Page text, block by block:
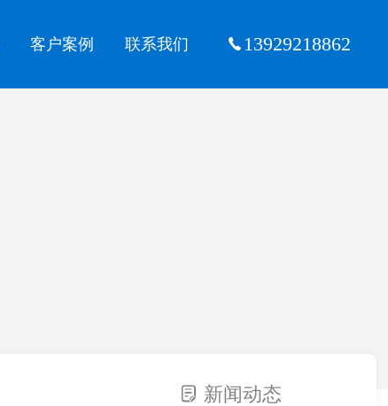
客户案例 联系我们 13929218862
新闻动态